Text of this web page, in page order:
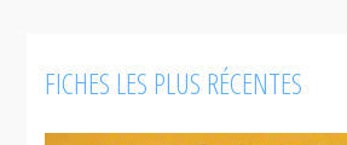
FICHES LES PLUS RÉCENTES